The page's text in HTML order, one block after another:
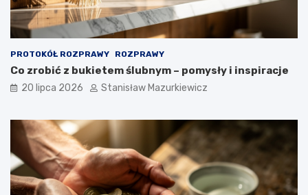
PROTOKÓŁ ROZPRAWY ROZPRAWY
Co zrobić z bukietem ślubnym – pomysły i inspiracje
20 lipca 2026 Stanisław Mazurkiewicz